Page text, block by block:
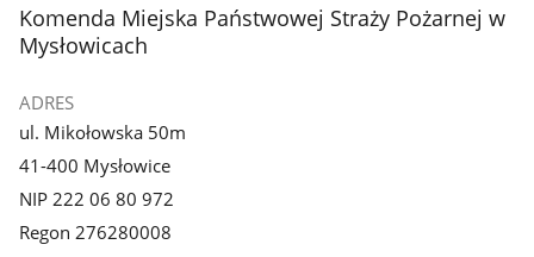
stopka
Komenda Miejska Państwowej Straży Pożarnej w
Mysłowicach
ADRES
ul. Mikołowska 50m
41-400 Mysłowice
NIP 222 06 80 972
Regon 276280008